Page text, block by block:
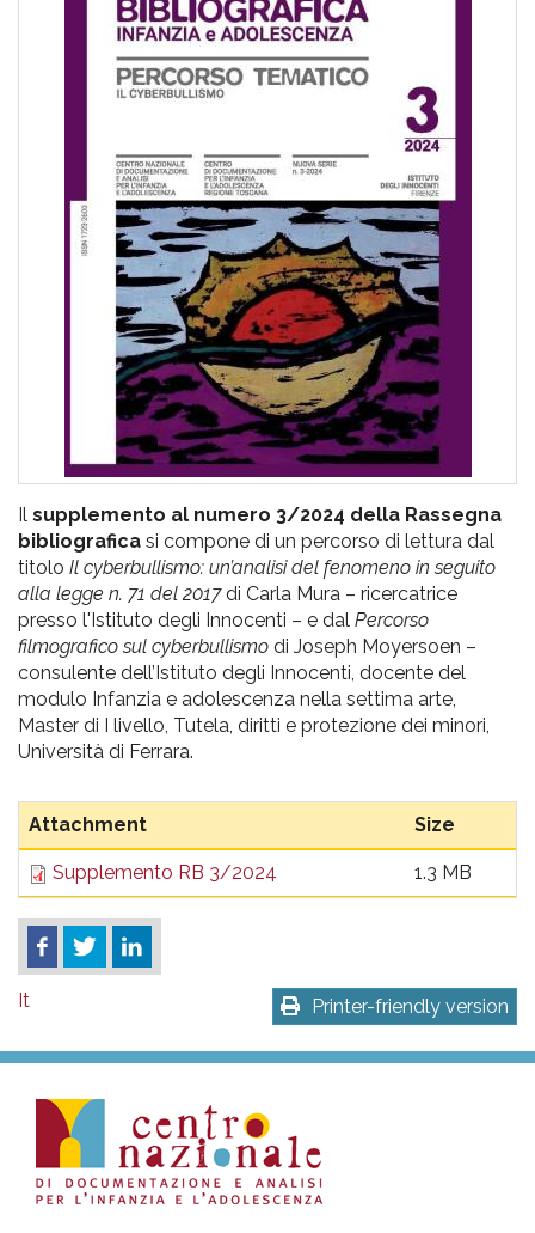
l'adolescenza
Il supplemento al numero 3/2024 della Rassegna
bibliografica si compone di un percorso di lettura dal
titolo Il cyberbullismo: un’analisi del fenomeno in seguito
alla legge n. 71 del 2017di Carla Mura – ricercatrice
presso l'Istituto degli Innocenti – e dal Percorso
filmografico sul cyberbullismo di Joseph Moyersoen –
consulente dell’Istituto degli Innocenti, docente del
modulo Infanzia e adolescenza nella settima arte,
Master di I livello, Tutela, diritti e protezione dei minori,
Università di Ferrara.
Attachment Size
Supplemento RB 3/2024 1.3 MB
Printer-friendly version
It